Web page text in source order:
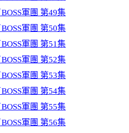
軍團 第49集
軍團 第50集
軍團 第51集
軍團 第52集
軍團 第53集
軍團 第54集
軍團 第55集
軍團 第56集